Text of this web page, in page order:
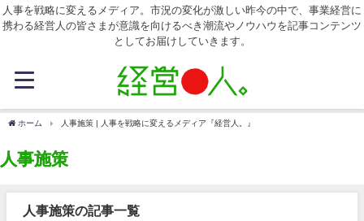
人事を戦略に変えるメディア。市況の変化が激しい昨今の中で、事業経営に
携わる経営人の皆さまが意識を向けるべき潮流やノウハウを記事コンテンツ
としてお届けしていきます。
ホーム 人事施策 | 人事を戦略に変えるメディア『経営人。』
人事施策
人事施策の記事一覧